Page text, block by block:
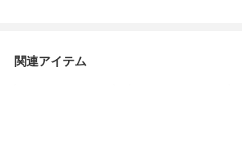
関連アイテム